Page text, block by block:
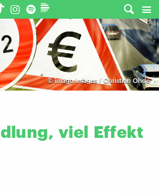
©imago images / Christian Ohde
viel Effekt